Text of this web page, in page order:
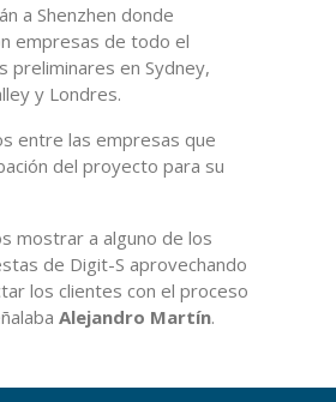
a Shenzhen donde
empresas de todo el
preliminares en Sydney,
y Londres.
entre las empresas que
del proyecto para su
mostrar a alguno de los
de Digit-S aprovechando
los clientes con el proceso
Alejandro Martín.